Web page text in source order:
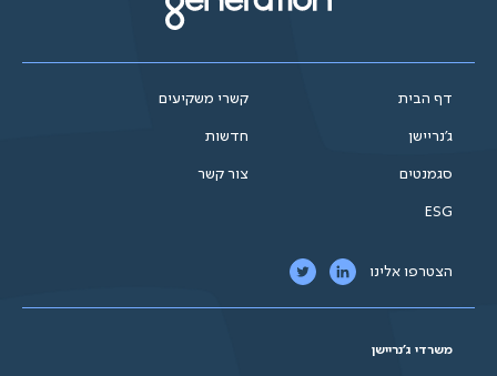
דף הבית
ג'נריישן
סגמנטים
ESG
קשרי משקיעים
חדשות
צור קשר
הצטרפו אלינו
משרדי ג'נריישן